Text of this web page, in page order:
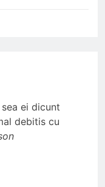
ei dicunt
debitis cu